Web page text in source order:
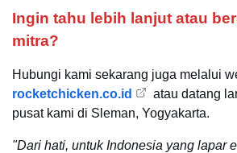
Ingin tahu lebih lanjut atau
mitra?
Hubungi kami sekarang juga melalui
rocketchicken.co.id
atau datang
pusat kami di Sleman, Yogyakarta.
"Dari hati, untuk Indonesia yang lapar